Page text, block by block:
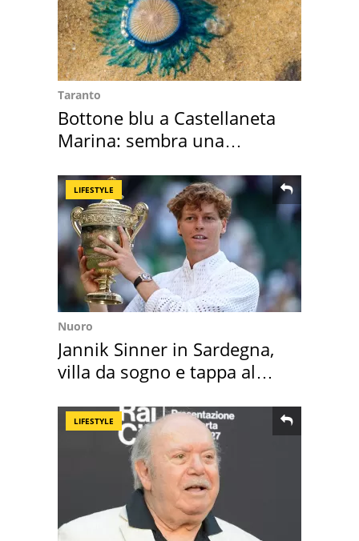
Taranto
Bottone blu a Castellaneta
Marina: sembra una
LIFESTYLE
Nuoro
Jannik Sinner in Sardegna,
villa da sogno e tappa al
LIFESTYLE